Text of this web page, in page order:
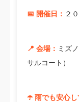
📅 開催日： ２
📍 会場： ミズ
サルコート）
☂️ 雨でも安心し